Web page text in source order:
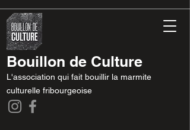
Bouillon de Culture
L'association qui fait bouillir la marmite
culturelle fribourgeoise